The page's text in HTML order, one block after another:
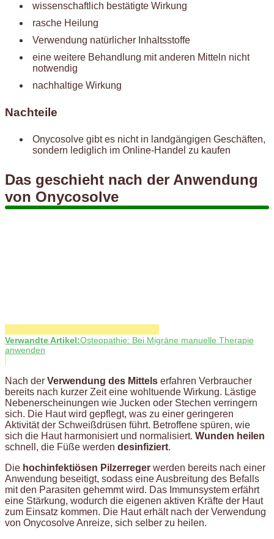
wissenschaftlich bestätigte Wirkung
rasche Heilung
Verwendung natürlicher Inhaltsstoffe
eine weitere Behandlung mit anderen Mitteln nicht
notwendig
nachhaltige Wirkung
Nachteile
Onycosolve gibt es nicht in landgängigen Geschäften,
sondern lediglich im Online-Handel zu kaufen
Das geschieht nach der Anwendung
von Onycosolve
Verwandte Artikel:Osteopathie: Bei Migräne manuelle Therapie
anwenden
Nach der Verwendung des Mittels erfahren Verbraucher
bereits nach kurzer Zeit eine wohltuende Wirkung. Lästige
Nebenerscheinungen wie Jucken oder Stechen verringern
sich. Die Haut wird gepflegt, was zu einer geringeren
Aktivität der Schweißdrüsen führt. Betroffene spüren, wie
sich die Haut harmonisiert und normalisiert. Wunden heilen
schnell, die Füße werden desinfiziert.
Die hochinfektiösen Pilzerreger werden bereits nach einer
Anwendung beseitigt, sodass eine Ausbreitung des Befalls
mit den Parasiten gehemmt wird. Das Immunsystem erfährt
eine Stärkung, wodurch die eigenen aktiven Kräfte der Haut
zum Einsatz kommen. Die Haut erhält nach der Verwendung
von Onycosolve Anreize, sich selber zu heilen.